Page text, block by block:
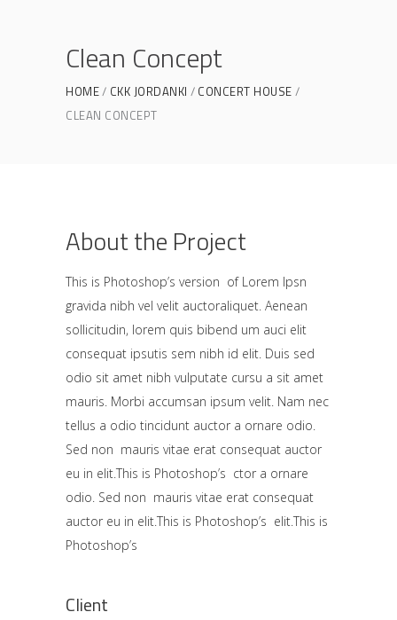
Clean Concept
HOME CKK JORDANKI
CONCERT HOUSE
CLEAN CONCEPT
About the Project
This is Photoshop’s version of Lorem Ipsn
gravida nibh vel velit auctoraliquet. Aenean
sollicitudin, lorem quis bibend um auci elit
consequat ipsutis sem nibh id elit. Duis sed
odio sit amet nibh vulputate cursu a sit amet
mauris. Morbi accumsan ipsum velit. Nam nec
tellus a odio tincidunt auctor a ornare odio.
Sed non mauris vitae erat consequat auctor
eu in elit.This is Photoshop’s ctor a ornare
odio. Sed non mauris vitae erat consequat
auctor eu in elit.This is Photoshop’s elit.This is
Photoshop’s
Client